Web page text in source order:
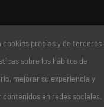
cookies propias y de terceros
sobre los hábitos de
mejorar su experiencia y
en redes sociales.